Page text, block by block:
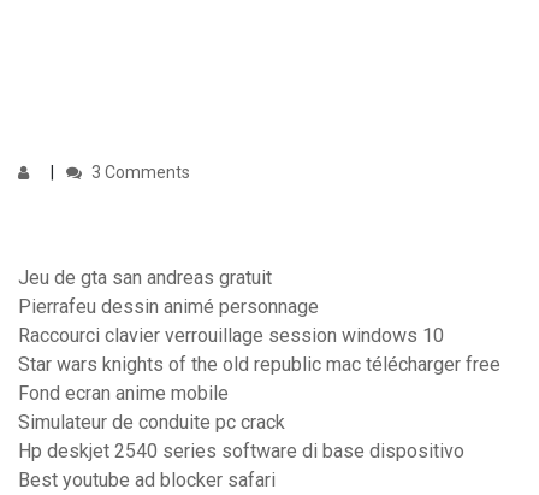
3 Comments
Jeu de gta san andreas gratuit
Pierrafeu dessin animé personnage
Raccourci clavier verrouillage session windows 10
Star wars knights of the old republic mac télécharger free
Fond ecran anime mobile
Simulateur de conduite pc crack
Hp deskjet 2540 series software di base dispositivo
Best youtube ad blocker safari